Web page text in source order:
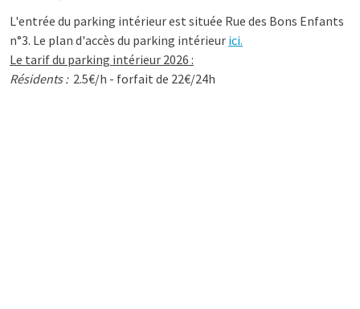
L'entrée du parking intérieur est située Rue des Bons Enfants
n°3. Le plan d'accès du parking intérieur ici.
Le tarif du parking intérieur 2026 :
Résidents : 2.5€/h - forfait de 22€/24h